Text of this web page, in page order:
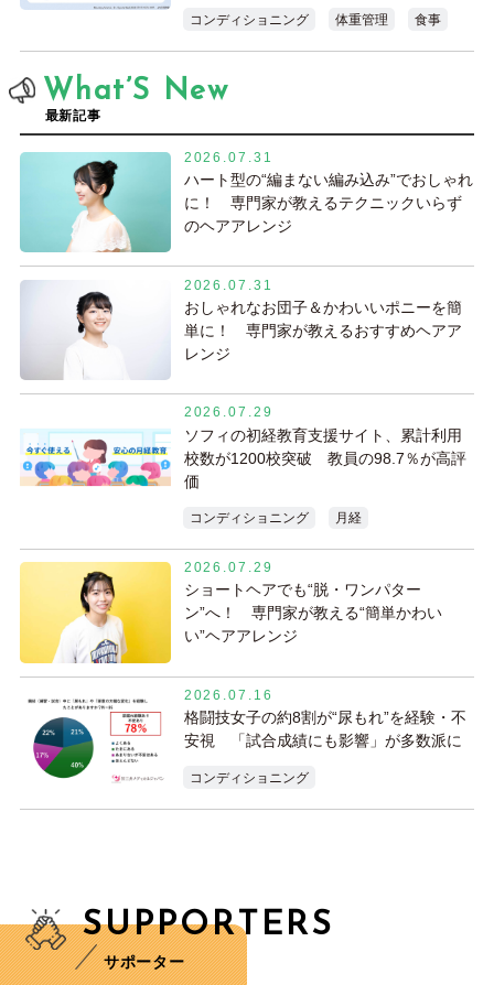
コンディショニング 体重管理 食事
What’S New
最新記事
2026.07.31
ハート型の“編まない編み込み”でおしゃれ
に！ 専門家が教えるテクニックいらず
のヘアアレンジ
2026.07.31
おしゃれなお団子＆かわいいポニーを簡
単に！ 専門家が教えるおすすめヘアア
レンジ
2026.07.29
ソフィの初経教育支援サイト、累計利用
校数が1200校突破 教員の98.7％が高評
価
コンディショニング 月経
2026.07.29
ショートヘアでも“脱・ワンパター
ン”へ！ 専門家が教える“簡単かわい
い”ヘアアレンジ
2026.07.16
格闘技女子の約8割が“尿もれ”を経験・不
安視 「試合成績にも影響」が多数派に
コンディショニング
SUPPORTERS
サポーター